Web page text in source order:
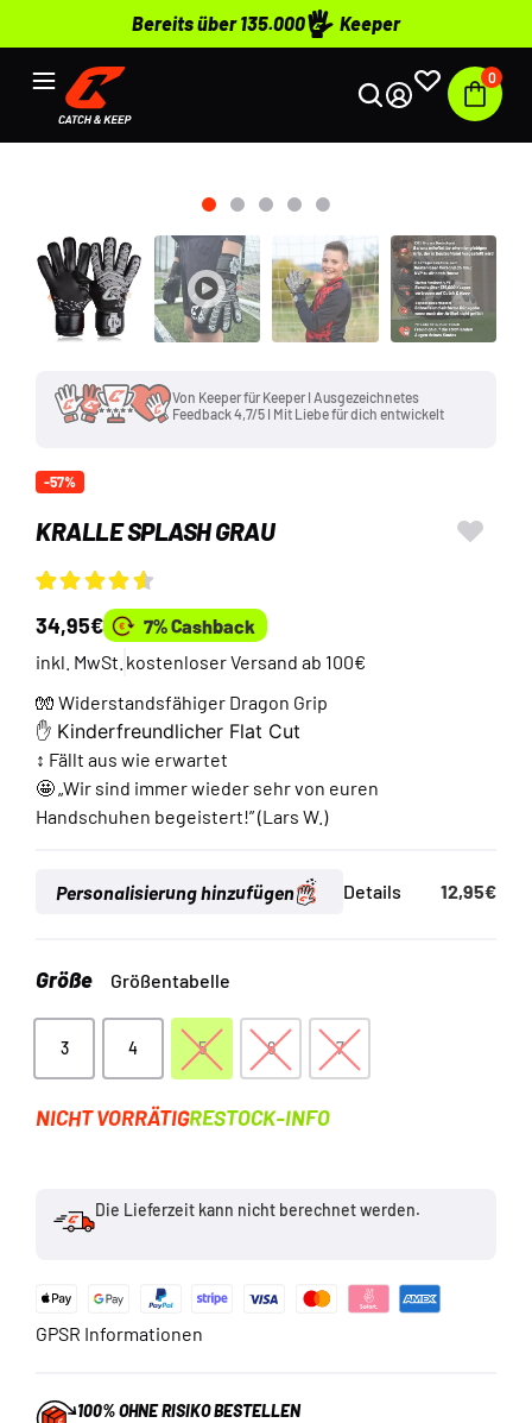
Bereits über 135.000 Keeper
0
+135.000 Keeper setzen auf C&K I
#WirHaltenZusammen I Komm auch du ins C&K
-57%
KRALLE SPLASH GRAU
Bewertet
mit4.50 von
5, basierend
auf
34,95€ 7% Cashback
inkl. MwSt. kostenloser Versand ab 100€
🧤 Widerstandsfähiger Dragon Grip
✋ Kinderfreundlicher Flat Cut
↕️ Fällt aus wie erwartet
🤩 „Wir sind immer wieder sehr von euren
Handschuhen begeistert!” (Lars W.)
Personalisierung hinzufügen Details 12,95€
Größe Größentabelle
3 4 5
5
6
6
7
7
NICHT VORRÄTIGRESTOCK-INFO
Die Lieferzeit kann nicht berechnet werden.
GPSR Informationen
100% OHNE RISIKO BESTELLEN